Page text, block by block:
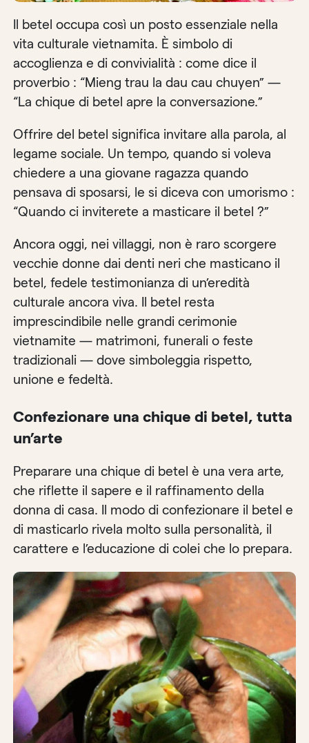
Il betel occupa così un posto essenziale nella
vita culturale vietnamita. È simbolo di
accoglienza e di convivialità : come dice il
proverbio : “Mieng trau la dau cau chuyen” —
“La chique di betel apre la conversazione.”
Offrire del betel significa invitare alla parola, al
legame sociale. Un tempo, quando si voleva
chiedere a una giovane ragazza quando
pensava di sposarsi, le si diceva con umorismo :
“Quando ci inviterete a masticare il betel ?”
Ancora oggi, nei villaggi, non è raro scorgere
vecchie donne dai denti neri che masticano il
betel, fedele testimonianza di un’eredità
culturale ancora viva. Il betel resta
imprescindibile nelle grandi cerimonie
vietnamite — matrimoni, funerali o feste
tradizionali — dove simboleggia rispetto,
unione e fedeltà.
Confezionare una chique di betel, tutta
un’arte
Preparare una chique di betel è una vera arte,
che riflette il sapere e il raffinamento della
donna di casa. Il modo di confezionare il betel e
di masticarlo rivela molto sulla personalità, il
carattere e l’educazione di colei che lo prepara.